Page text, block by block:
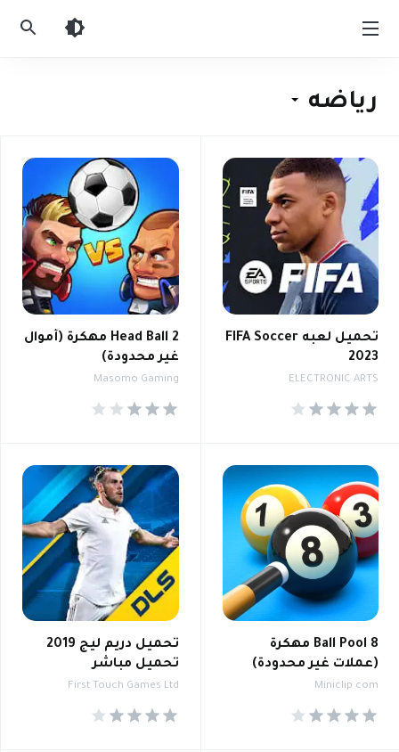
رياضه
تحميل لعبه FIFA Soccer
2023
ELECTRONIC ARTS
Head Ball 2 مهكرة (أموال
غير محدودة)
Masomo Gaming
8 Ball Pool مهكرة
(عملات غير محدودة)
Miniclip com
تحميل دريم ليج 2019
تحميل مباشر
First Touch Games Ltd